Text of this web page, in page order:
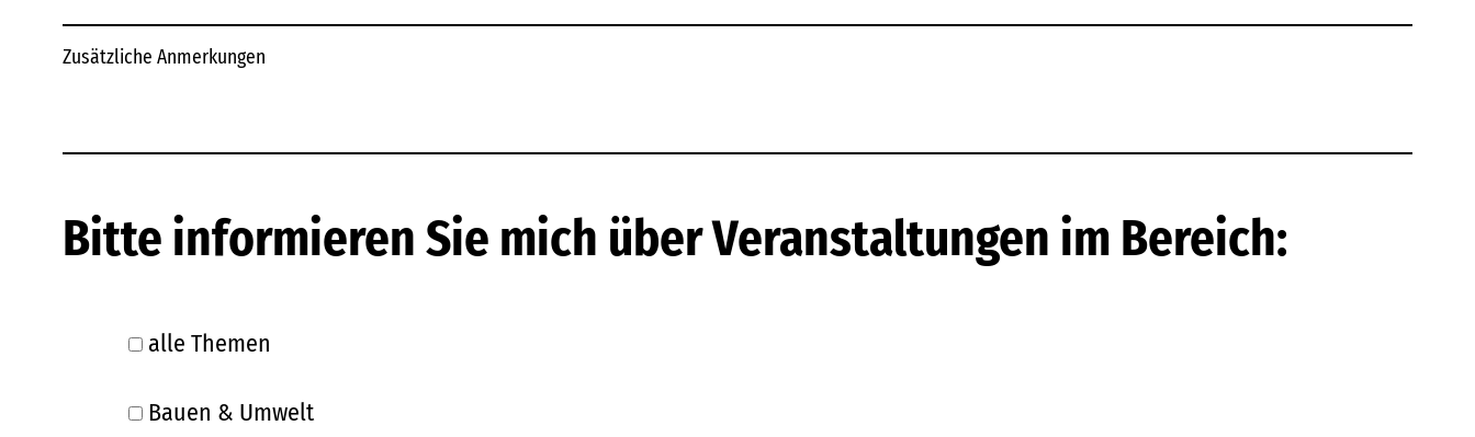
Zusätzliche Anmerkungen
Bitte informieren Sie mich über Veranstaltungen im Bereich:
alle Themen
Bauen & Umwelt